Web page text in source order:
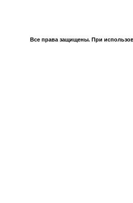
Все права защищены. При